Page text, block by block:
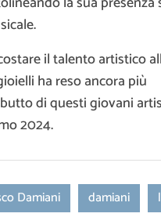
il talento artistico
ha reso ancora più
di questi giovani
2024.
Damiani damiani